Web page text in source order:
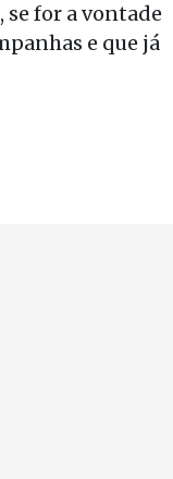
se for a vontade
e que já